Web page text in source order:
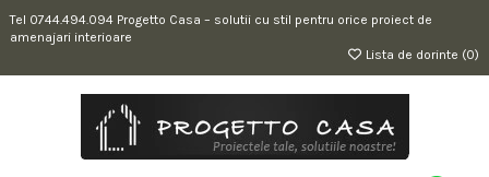
Tel 0744.494.094 Progetto Casa – solutii cu stil pentru orice proiect de
amenajari interioare
Lista de dorinte (0)